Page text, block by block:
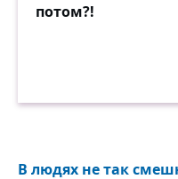
потом?!
В людях не так